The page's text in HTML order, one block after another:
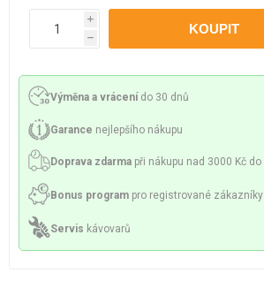
i
h
Výměna a vrácení do 30 dnů
Garance nejlepšího nákupu
Doprava zdarma při nákupu nad 3000 Kč do
Bonus program pro registrované zákazníky
Servis kávovarů